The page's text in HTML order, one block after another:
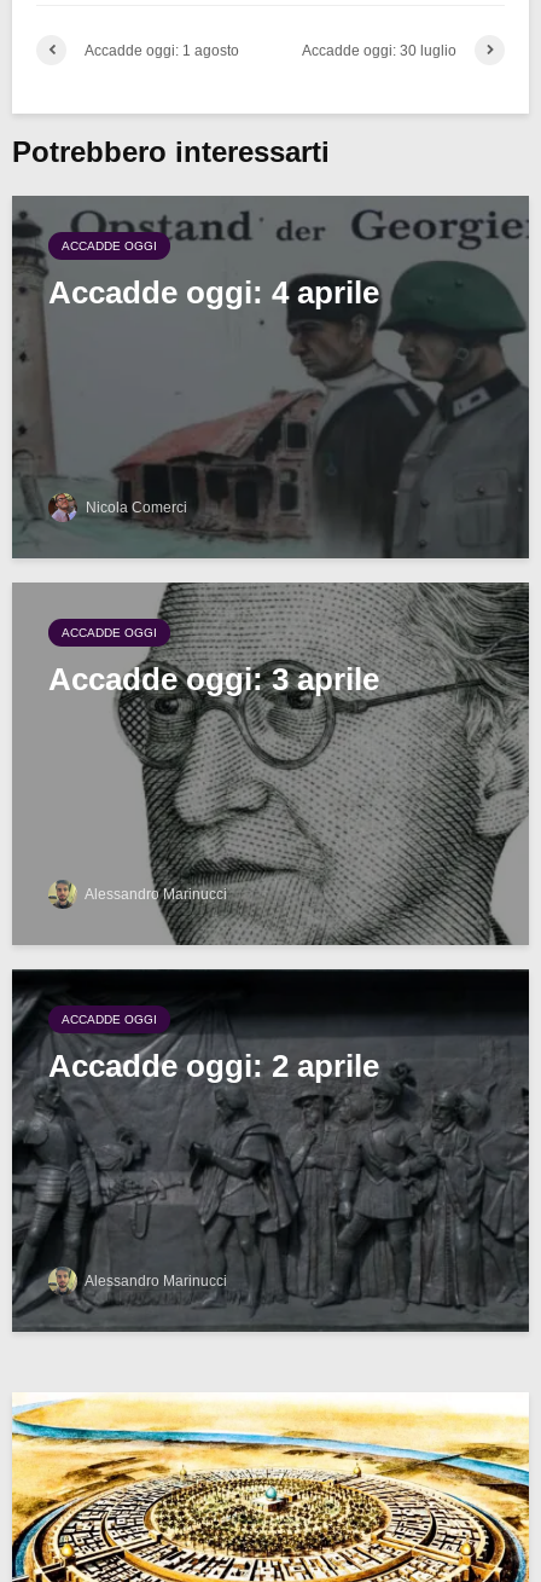
Accadde oggi: 1 agosto Accadde oggi: 30 luglio
Potrebbero interessarti
ACCADDE OGGI
Accadde oggi: 4 aprile
Nicola Comerci
ACCADDE OGGI
Accadde oggi: 3 aprile
Alessandro Marinucci
ACCADDE OGGI
Accadde oggi: 2 aprile
Alessandro Marinucci